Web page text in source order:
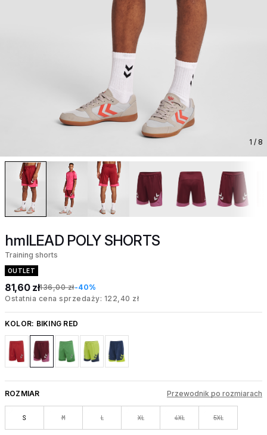
1 / 8
hmlLEAD POLY SHORTS
Training shorts
OUTLET
81,60 zł136,00 zł-40%
Ostatnia cena sprzedaży: 122,40 zł
KOLOR: BIKING RED
ROZMIAR Przewodnik po rozmiarach
S M L XL 4XL 5XL